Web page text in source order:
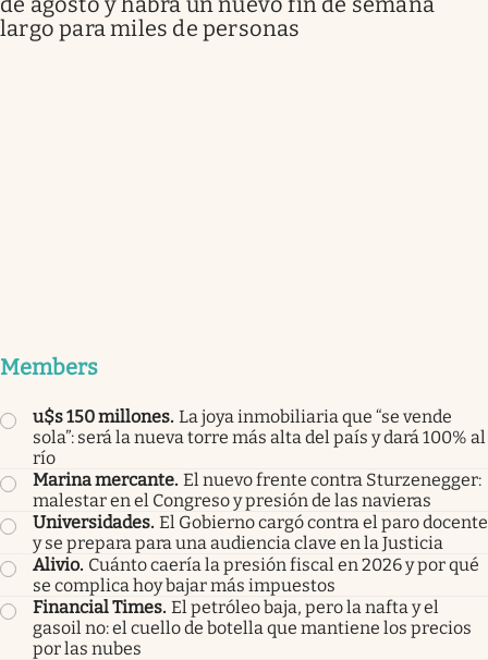
largo para miles de personas
Members
u$s 150 millones. La joya inmobiliaria que “se vende
sola”: será la nueva torre más alta del país y dará 100% al
río
Marina mercante. El nuevo frente contra Sturzenegger:
malestar en el Congreso y presión de las navieras
Universidades. El Gobierno cargó contra el paro docente
y se prepara para una audiencia clave en la Justicia
Alivio. Cuánto caería la presión fiscal en 2026 y por qué
se complica hoy bajar más impuestos
Financial Times. El petróleo baja, pero la nafta y el
gasoil no: el cuello de botella que mantiene los precios
por las nubes